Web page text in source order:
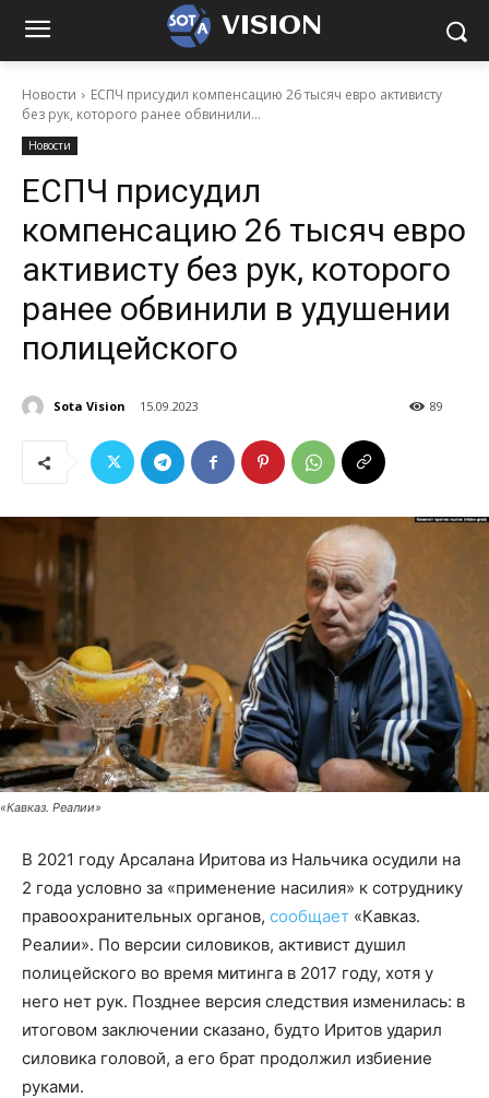
VISION
Новости
ЕСПЧ присудил компенсацию 26 тысяч евро активисту
без рук, которого ранее обвинили...
Новости
ЕСПЧ присудил
компенсацию 26 тысяч евро
активисту без рук, которого
ранее обвинили в удушении
полицейского
Sota Vision 15.09.2023 89
«Кавказ. Реалии»
В 2021 году Арсалана Иритова из Нальчика осудили на
2 года условно за «применение насилия» к сотруднику
правоохранительных органов, сообщает «Кавказ.
Реалии». По версии силовиков, активист душил
полицейского во время митинга в 2017 году, хотя у
него нет рук. Позднее версия следствия изменилась: в
итоговом заключении сказано, будто Иритов ударил
силовика головой, а его брат продолжил избиение
руками.